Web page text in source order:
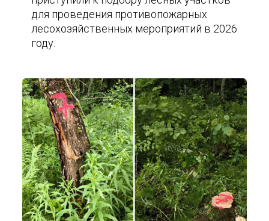
для проведения противопожарных
лесохозяйственных мероприятий в 2026
году.